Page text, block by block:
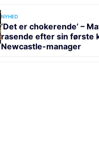
NYHED
‘Det er chokerende’ –
rasende efter sin første
Newcastle-manager